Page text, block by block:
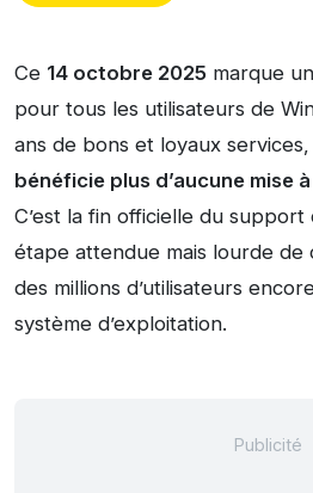
Ce 14 octobre 2025 marque
pour tous les utilisateurs de
ans de bons et loyaux services,
bénéficie plus d’aucune mise
C’est la fin officielle du
étape attendue mais lourde de
des millions d’utilisateurs
système d’exploitation.